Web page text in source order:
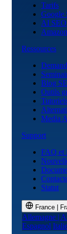
Tarifs
Google
AI SEO
Ressources
Blog
Outils
Media
Support
FAQ et
Statut
France |
Allemagne |
Espagnol